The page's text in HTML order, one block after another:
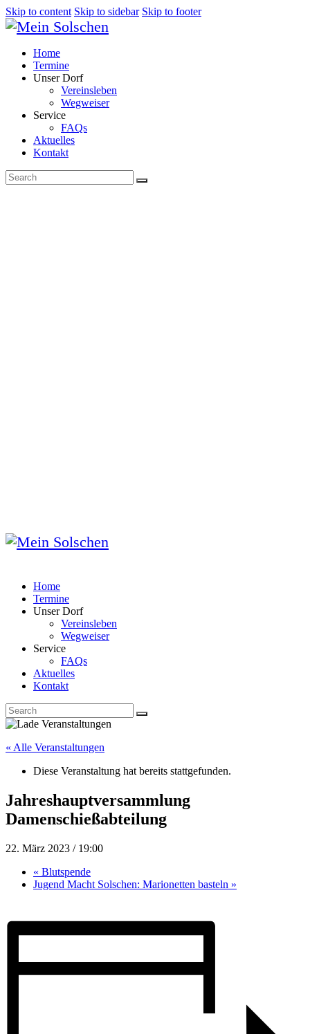
Skip to content Skip to sidebar Skip to footer
Home
Termine
Unser Dorf
Vereinsleben
Wegweiser
Service
FAQs
Aktuelles
Kontakt
Home
Termine
Unser Dorf
Vereinsleben
Wegweiser
Service
FAQs
Aktuelles
Kontakt
« Alle Veranstaltungen
Diese Veranstaltung hat bereits stattgefunden.
Jahreshauptversammlung
Damenschießabteilung
22. März 2023 / 19:00
« Blutspende
Jugend Macht Solschen: Marionetten basteln »